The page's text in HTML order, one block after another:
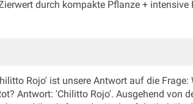
durch kompakte Pflanze + intensive
Rojo' ist unsere Antwort auf die
Antwort: 'Chilitto Rojo'. Ausgehend von